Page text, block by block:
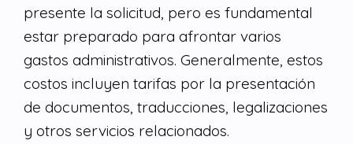
presente la solicitud, pero es fundamental
estar preparado para afrontar varios
gastos administrativos. Generalmente, estos
costos incluyen tarifas por la presentación
de documentos, traducciones, legalizaciones
y otros servicios relacionados.